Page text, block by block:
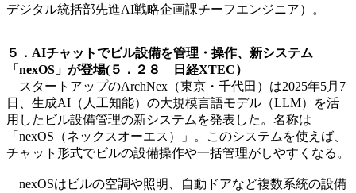
デジタル統括部先進AI戦略企画課チーフエンジニア）。
５．AIチャットでビル設備を管理・操作、新システム
「nexOS」が登場(５．２８ 日経XTEC）
スタートアップのArchNex（東京・千代田）は2025年5月7
日、生成AI（人工知能）の大規模言語モデル（LLM）を活
用したビル設備管理の新システムを発表した。名称は
「nexOS（ネックスオーエス）」。このシステムを使えば、
チャット形式でビルの設備操作や一括管理がしやすくなる。
nexOSはビルの空調や照明、自動ドアなど複数系統の設備